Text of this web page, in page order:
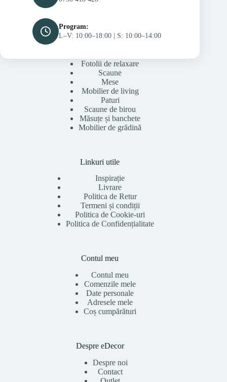
Program:
L–V: 10:00–18:00 | S: 10:00–14:00
Fotolii de relaxare
Scaune
Mese
Mobilier de living
Paturi
Scaune de birou
Măsuțe și banchete
Mobilier de grădină
Linkuri utile
Inspirație
Livrare
Politica de Retur
Termeni și condiții
Politica de Cookie-uri
Politica de Confidențialitate
Contul meu
Contul meu
Comenzile mele
Date personale
Adresele mele
Coș cumpărături
Despre eDecor
Despre noi
Contact